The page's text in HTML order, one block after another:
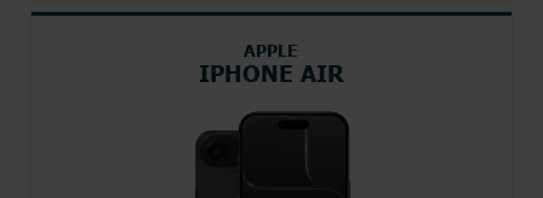
APPLE
IPHONE AIR